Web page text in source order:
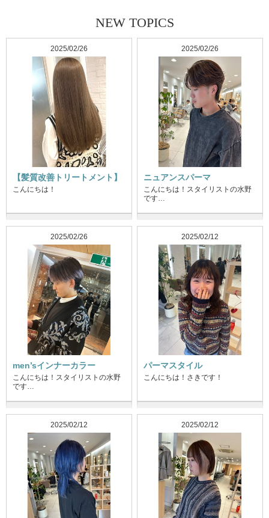
NEW TOPICS
2025/02/26
【髪質改善トリートメント】
こんにちは！
2025/02/26
ニュアンスパーマ
こんにちは！スタイリストの水野
です…
2025/02/26
men’sインナーカラー
こんにちは！スタイリストの水野
です…
2025/02/12
パーマスタイル
こんにちは！さきです！
2025/02/12 2025/02/12